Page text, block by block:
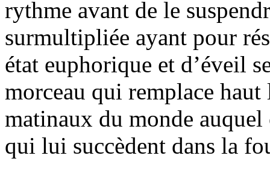
rythme avant de le
surmultipliée ayant pour
état euphorique et d’éveil
morceau qui remplace
matinaux du monde
qui lui succèdent dans la